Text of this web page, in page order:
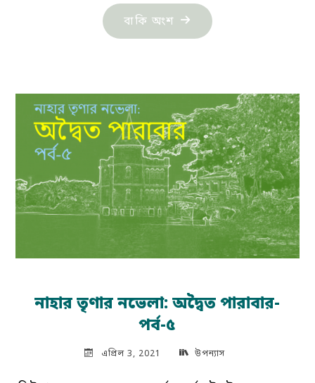
বাকি অংশ "নাহার
তৃণার
পারাবার-
পর্ব-৬"
নাহার তৃণার নভেলা: অদ্বৈত পারাবার-
পর্ব-৫
এপ্রিল 3, 2021 উপন্যাস